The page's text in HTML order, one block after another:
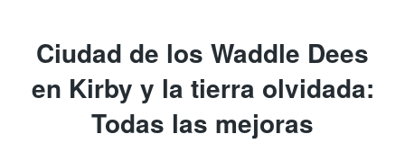
Ciudad de los Waddle Dees
en Kirby y la tierra olvidada:
Todas las mejoras